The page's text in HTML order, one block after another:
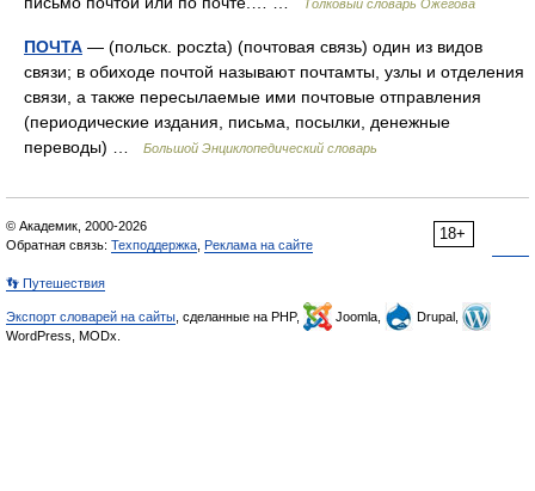
Толковый словарь Ожегова
ПОЧТА — (польск. poczta) (почтовая связь) один из видов
связи; в обиходе почтой называют почтамты, узлы и отделения
связи, а также пересылаемые ими почтовые отправления
(периодические издания, письма, посылки, денежные
переводы) …
Большой Энциклопедический словарь
18+
© Академик, 2000-2026
Обратная связь: Техподдержка Реклама на сайте
👣 Путешествия
Экспорт словарей на сайты , сделанные на PHP, Joomla,
Drupal,
WordPress, MODx.